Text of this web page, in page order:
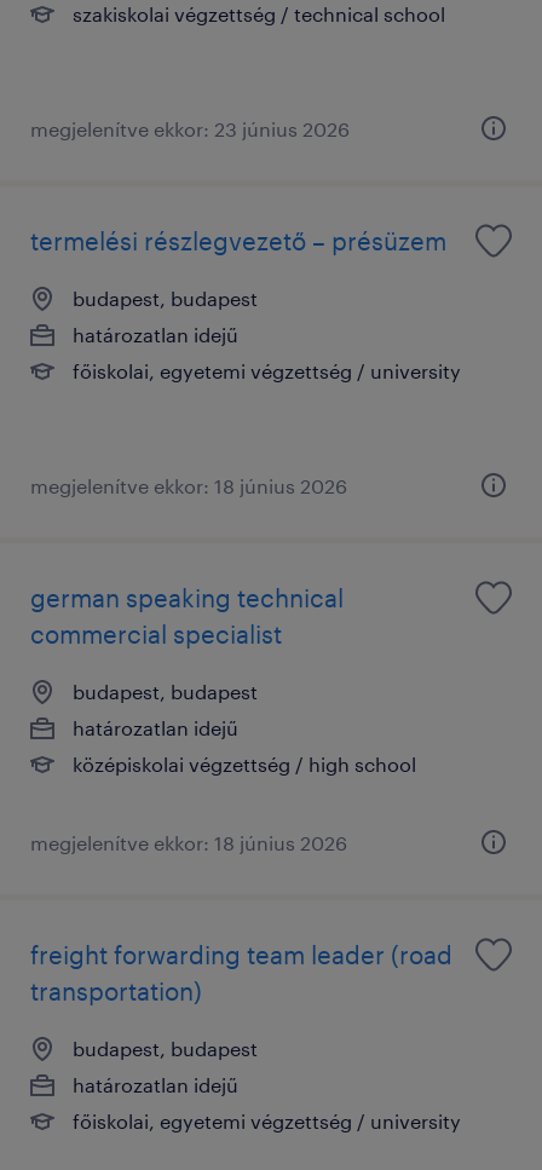
szakiskolai végzettség / technical school
megjelenítve ekkor: 23 június 2026
termelési részlegvezető – présüzem
budapest, budapest
határozatlan idejű
főiskolai, egyetemi végzettség / university
megjelenítve ekkor: 18 június 2026
german speaking technical
commercial specialist
budapest, budapest
határozatlan idejű
középiskolai végzettség / high school
megjelenítve ekkor: 18 június 2026
freight forwarding team leader (road
transportation)
budapest, budapest
határozatlan idejű
főiskolai, egyetemi végzettség / university